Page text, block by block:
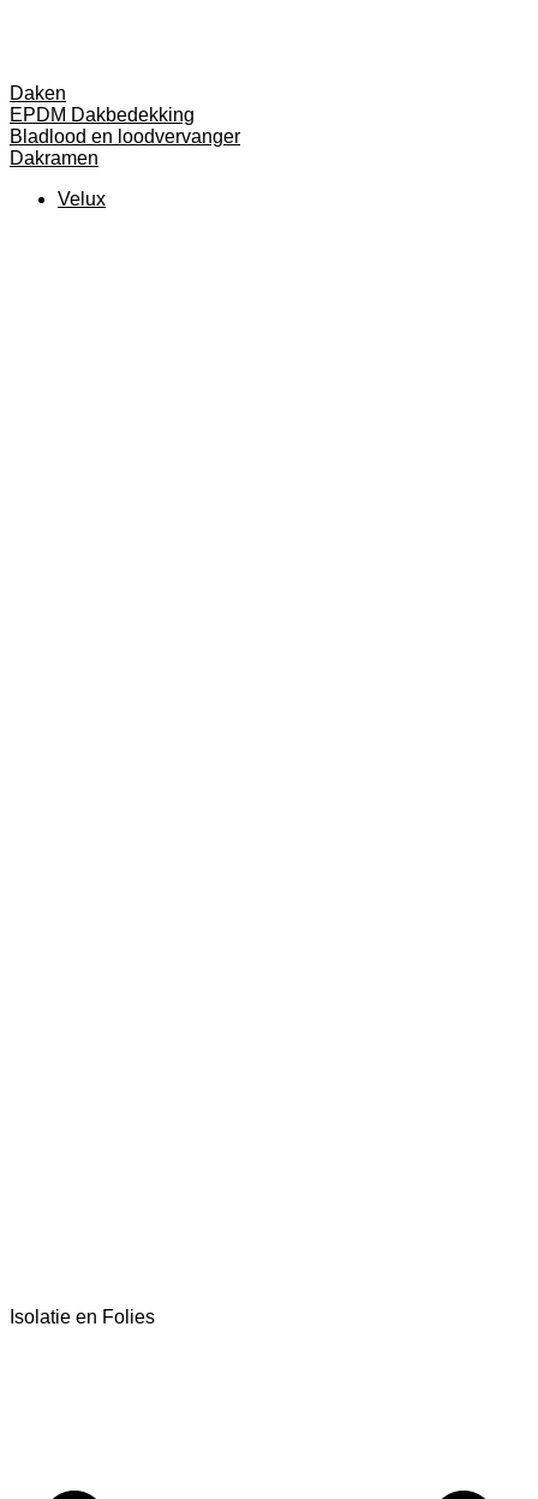
Daken
EPDM Dakbedekking
Bladlood en loodvervanger
Dakramen
Velux
Isolatie en Folies